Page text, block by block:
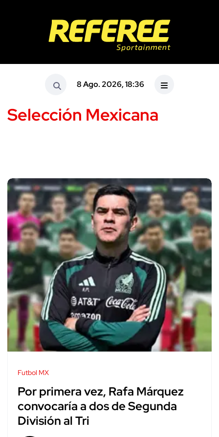
8 Ago. 2026, 18:36
Selección Mexicana
Futbol MX
Por primera vez, Rafa Márquez
convocaría a dos de Segunda
División al Tri